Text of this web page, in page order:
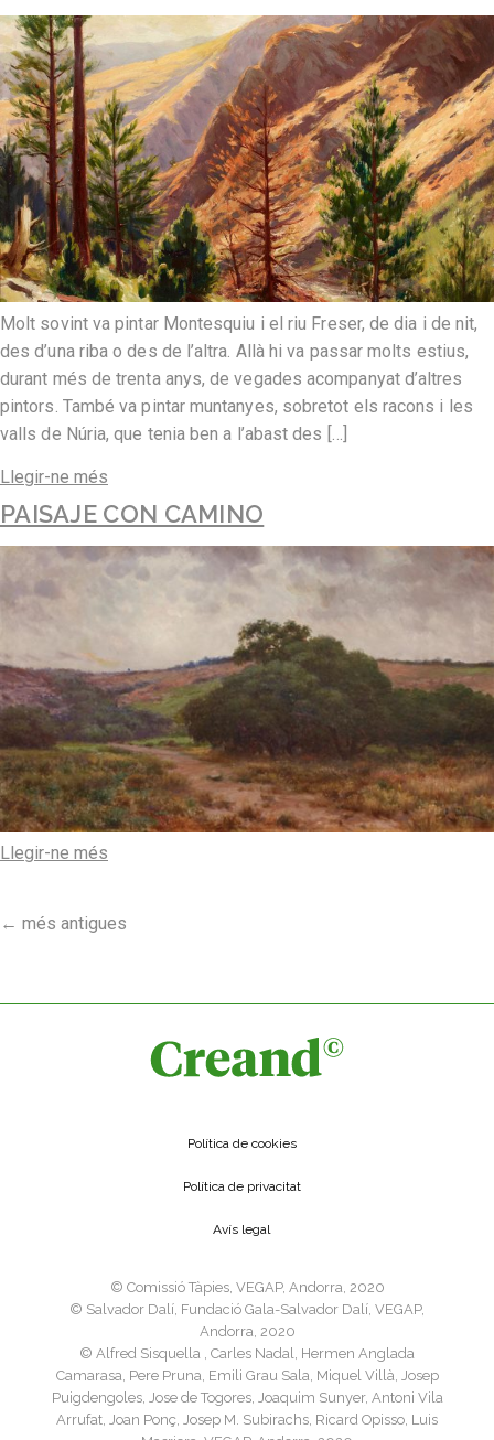
Molt sovint va pintar Montesquiu i el riu Freser, de dia i de nit,
des d’una riba o des de l’altra. Allà hi va passar molts estius,
durant més de trenta anys, de vegades acompanyat d’altres
pintors. També va pintar muntanyes, sobretot els racons i les
valls de Núria, que tenia ben a l’abast des […]
Llegir-ne més
PAISAJE CON CAMINO
Llegir-ne més
← més antigues
Política de cookies
Política de privacitat
Avís legal
©️ Comissió Tàpies, VEGAP, Andorra, 2020
©️ Salvador Dalí, Fundació Gala-Salvador Dalí, VEGAP,
Andorra, 2020
©️ Alfred Sisquella , Carles Nadal, Hermen Anglada
Camarasa, Pere Pruna, Emili Grau Sala, Miquel Villà, Josep
Puigdengoles, Jose de Togores, Joaquim Sunyer, Antoni Vila
Arrufat, Joan Ponç, Josep M. Subirachs, Ricard Opisso, Luis